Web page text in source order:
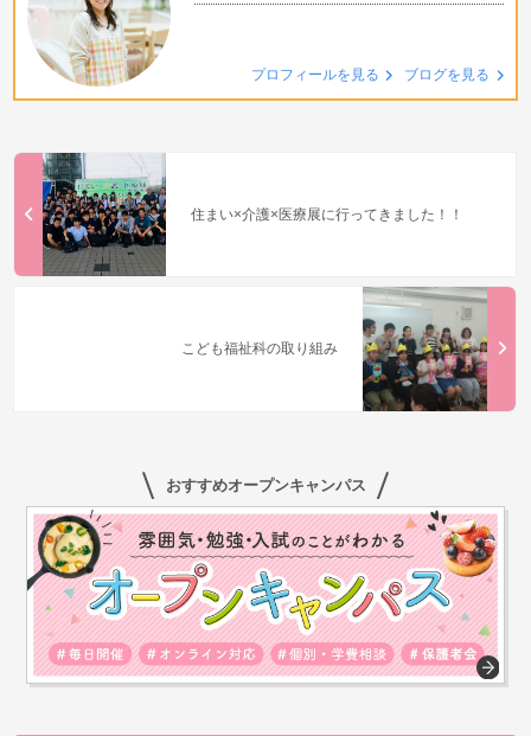
プロフィールを見る ブログを見る
住まい×介護×医療展に行ってきました！！
こども福祉科の取り組み
おすすめオープンキャンパス